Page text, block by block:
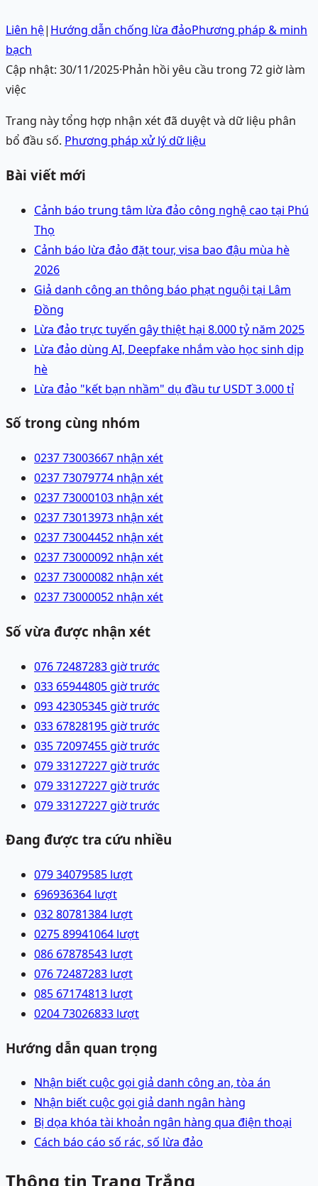
Liên hệ| Hướng dẫn chống lừa đảoPhương pháp & minh
bạch
Cập nhật: 30/11/2025·Phản hồi yêu cầu trong 72 giờ làm
việc
Trang này tổng hợp nhận xét đã duyệt và dữ liệu phân
bổ đầu số. Phương pháp xử lý dữ liệu
Bài viết mới
Cảnh báo trung tâm lừa đảo công nghệ cao tại Phú
Thọ
Cảnh báo lừa đảo đặt tour, visa bao đậu mùa hè
2026
Giả danh công an thông báo phạt nguội tại Lâm
Đồng
Lừa đảo trực tuyến gây thiệt hại 8.000 tỷ năm 2025
Lừa đảo dùng AI, Deepfake nhắm vào học sinh dịp
hè
Lừa đảo "kết bạn nhầm" dụ đầu tư USDT 3.000 tỉ
Số trong cùng nhóm
0237 73003667 nhận xét
0237 73079774 nhận xét
0237 73000103 nhận xét
0237 73013973 nhận xét
0237 73004452 nhận xét
0237 73000092 nhận xét
0237 73000082 nhận xét
0237 73000052 nhận xét
Số vừa được nhận xét
076 72487283 giờ trước
033 65944805 giờ trước
093 42305345 giờ trước
033 67828195 giờ trước
035 72097455 giờ trước
079 33127227 giờ trước
079 33127227 giờ trước
079 33127227 giờ trước
Đang được tra cứu nhiều
079 34079585 lượt
696936364 lượt
032 80781384 lượt
0275 89941064 lượt
086 67878543 lượt
076 72487283 lượt
085 67174813 lượt
0204 73026833 lượt
Hướng dẫn quan trọng
Nhận biết cuộc gọi giả danh công an, tòa án
Nhận biết cuộc gọi giả danh ngân hàng
Bị dọa khóa tài khoản ngân hàng qua điện thoại
Cách báo cáo số rác, số lừa đảo
Thông tin Trang Trắng